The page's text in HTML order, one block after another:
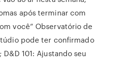
após terminar com
você” Observatório de
pode ter confirmado
101: Ajustando seu